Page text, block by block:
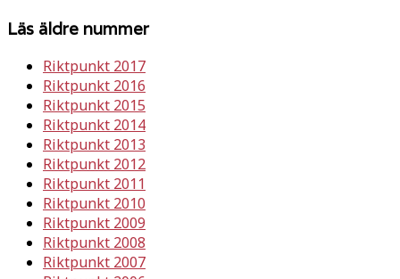
Läs äldre nummer
Riktpunkt 2017
Riktpunkt 2016
Riktpunkt 2015
Riktpunkt 2014
Riktpunkt 2013
Riktpunkt 2012
Riktpunkt 2011
Riktpunkt 2010
Riktpunkt 2009
Riktpunkt 2008
Riktpunkt 2007